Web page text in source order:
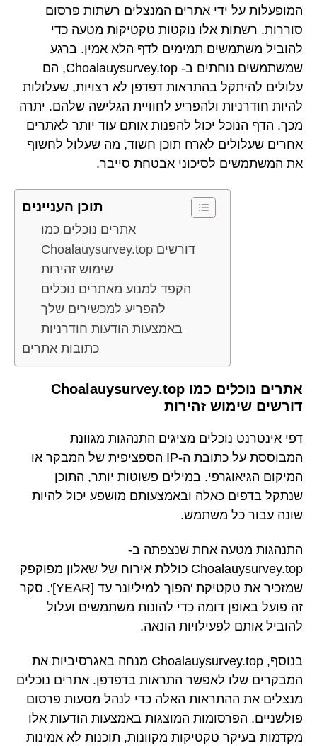
המופעלות על ידי אתרים המנצלים רשתות פרסום
סוררות. רשתות אלו נוקטות טקטיקות מטעה כדי
להוביל משתמשים תמימים לדף הלא אמין. ברגע
שמשתמשים נוחתים ב- Choalauysurvey.top, הם
עלולים להיתקל בהתראות דפדפן לא רצויות, שעלולות
להיות חודרניות ולהפריע לחוויית הגלישה שלהם. יתרה
מכך, הדף הנוכל יכול להפנות אותם עוד יותר לאתרים
אחרים שעלולים לארח תוכן חשוד, מה שעלול לחשוף
את המשתמשים לסיכוני אבטחת סייבר.
תוכן העניינים
אתרים נוכלים כמו
Choalauysurvey.top דורשים
שימוש זהירות
הקפד למנוע מאתרים נוכלים
להפריע למכשירים שלך
באמצעות הודעות חודרניות
כתובות אתרים
אתרים נוכלים כמו Choalauysurvey.top
דורשים שימוש זהירות
דפי אינטרנט נוכלים מציגים התנהגות מגוונת
המבוססת על כתובת ה-IP הספציפית של המבקר או
המיקום הגיאוגרפי. במילים פשוטות יותר, התוכן
שנתקל בדפים כאלה ובאמצעותם מושפע יכול להיות
שונה עבור כל משתמש.
התנהגות מטעה אחת שנצפתה ב-
Choalauysurvey.top כוללת אירוח של שאלון מפוקפק
שמזכיר את טקטיקת 'הפוך למיליונר עד [YEAR]'. סקר
זה פועל באופן דומה כדי להונות משתמשים ועלול
להוביל אותם לפעילויות הונאה.
בנוסף, Choalauysurvey.top מנחה באגרסיביות את
המבקרים שלו לאפשר התראות בדפדפן. אתרים נוכלים
מנצלים את ההתראות האלה כדי לנהל מסעות פרסום
פולשניים. הפרסומות המוצגות באמצעות הודעות אלו
מקדמות בעיקר טקטיקות מקוונות, תוכנות לא אמינות